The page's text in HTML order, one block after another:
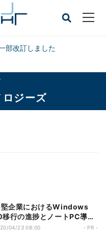
部改訂しました
ジーズ
企業におけるWindows
移行の進捗とノートPC導入
まない理由
04/23 08:00 - PR -